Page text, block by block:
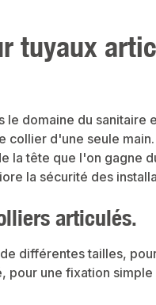
tuyaux
domaine du
d'une seule
la tête que l'on gagne
la sécurité des
articulés.
différentes tailles,
pour une fixation